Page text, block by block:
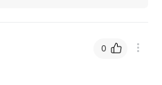
0